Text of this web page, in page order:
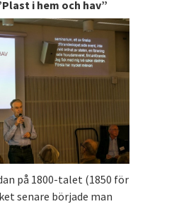
i hem och hav”
på 1800-talet (1850 för
senare började man